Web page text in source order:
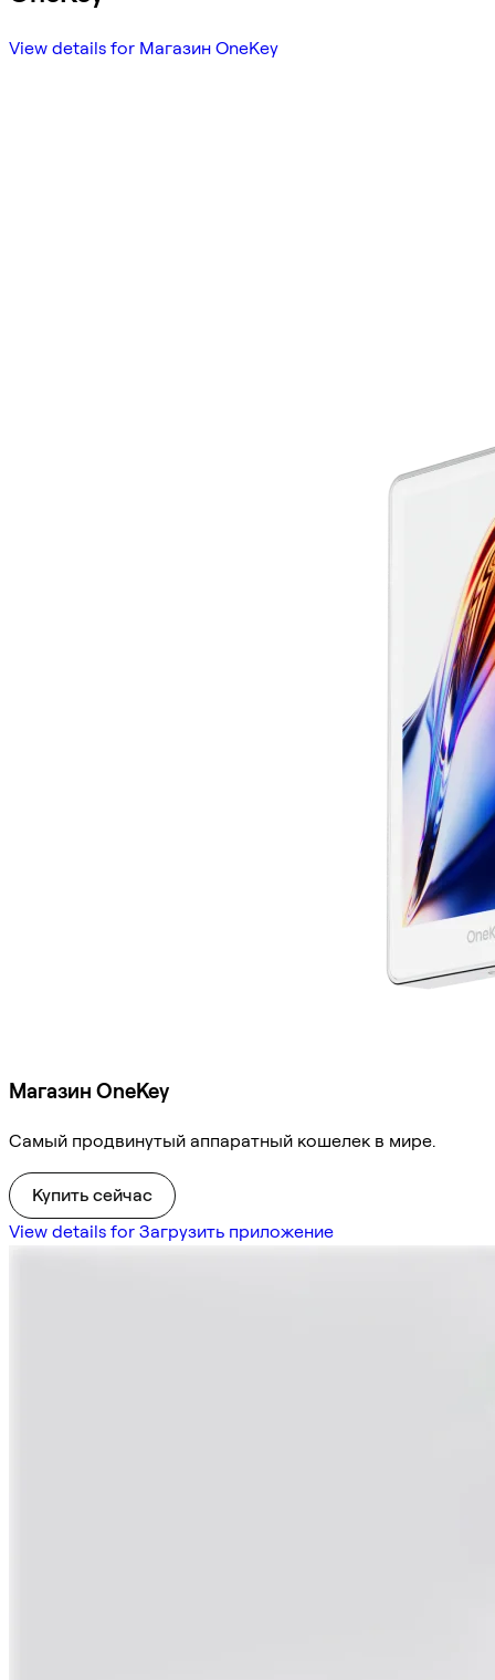
View details for Магазин OneKey
Магазин OneKey
Самый продвинутый аппаратный кошелек в мире.
Купить сейчас
View details for Загрузить приложение